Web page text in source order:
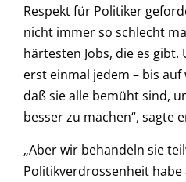
Respekt für Politiker
nicht immer so schlecht
härtesten Jobs, die es
erst einmal jedem – bis
daß sie alle bemüht sind,
besser zu machen“, sagte
„Aber wir behandeln sie
Politikverdrossenheit